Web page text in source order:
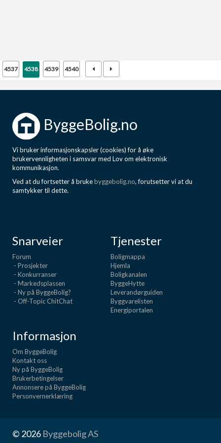
Papirer som mangler
Skaff dokumentasjon som mangler
Kundeservice
Få svar på det du lurer på
Kom i gang med Boligmappa
Få mer ut av Boligmappa
4537 4538 4539 4540
ByggeBolig.no
Vi bruker informasjonskapsler (cookies) for å øke
brukervennligheten i samsvar med Lov om elektronisk
kommunikasjon.
Ved at du fortsetter å brukebyggebolig.no, forutsetter vi at du
samtykker til dette.
Snarveier
Forum
- Prosjekter
- Konkurranser
- Markedsplassen
- Ny på ByggeBolig?
- Off-Topic ChitChat
Tjenester
Boligmappa
Hjemla
Boligkanalen
ByggeHytte
Leverandørguiden
Byggvarelisten
Energiportalen
Informasjon
Om ByggeBolig
Kontakt oss
Ny på ByggeBolig
Brukerbetingelser
Annonsere på ByggeBolig
Personvernerklæring
© 2026 Byggebolig AS